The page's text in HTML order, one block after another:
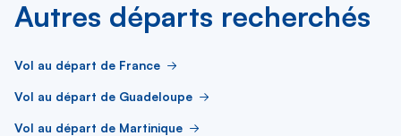
Autres départs recherchés
Vol au départ de France
Vol au départ de Guadeloupe
Vol au départ de Martinique